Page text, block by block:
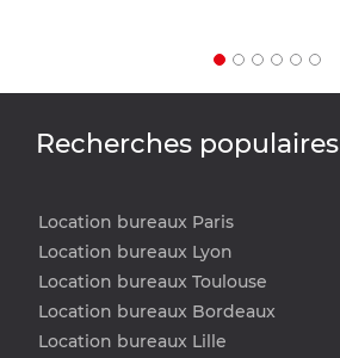
Recherches populaires
Location bureaux Paris
Location bureaux Lyon
Location bureaux Toulouse
Location bureaux Bordeaux
Location bureaux Lille